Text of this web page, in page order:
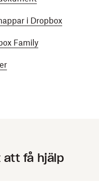
i Dropbox
Family
att få hjälp